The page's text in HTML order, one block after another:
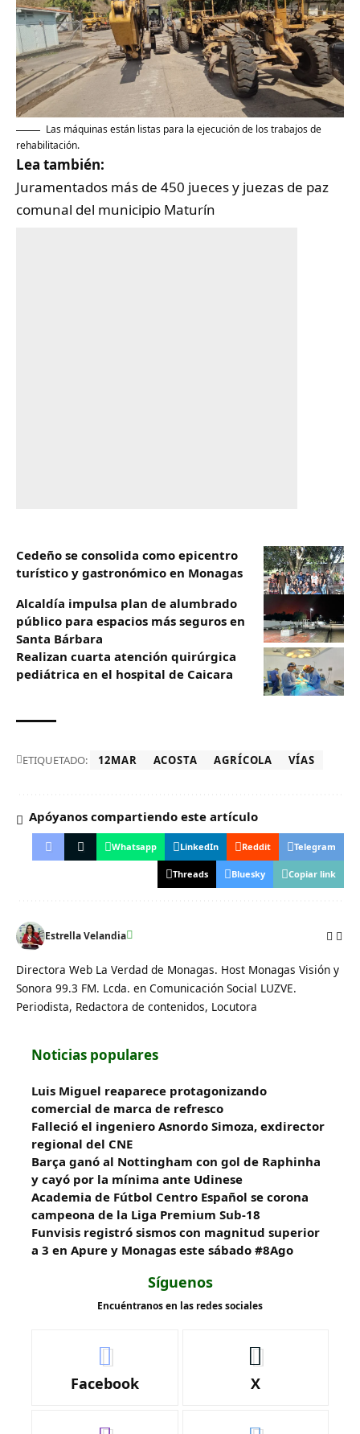
Las máquinas están listas para la ejecución de los trabajos de
rehabilitación.
Lea también:
Juramentados más de 450 jueces y juezas de paz
comunal del municipio Maturín
Cedeño se consolida como epicentro
turístico y gastronómico en Monagas
Alcaldía impulsa plan de alumbrado
público para espacios más seguros en
Santa Bárbara
Realizan cuarta atención quirúrgica
pediátrica en el hospital de Caicara
ETIQUETADO: 12MAR ACOSTA AGRÍCOLA VÍAS
Apóyanos compartiendo este artículo
Whatsapp LinkedIn Reddit Telegram
Threads Bluesky Copiar link
Estrella Velandia
Directora Web La Verdad de Monagas. Host Monagas Visión y
Sonora 99.3 FM. Lcda. en Comunicación Social LUZVE.
Periodista, Redactora de contenidos, Locutora
Noticias populares
Luis Miguel reaparece protagonizando
comercial de marca de refresco
Falleció el ingeniero Asnordo Simoza, exdirector
regional del CNE
Barça ganó al Nottingham con gol de Raphinha
y cayó por la mínima ante Udinese
Academia de Fútbol Centro Español se corona
campeona de la Liga Premium Sub-18
Funvisis registró sismos con magnitud superior
a 3 en Apure y Monagas este sábado #8Ago
Síguenos
Encuéntranos en las redes sociales
Facebook X